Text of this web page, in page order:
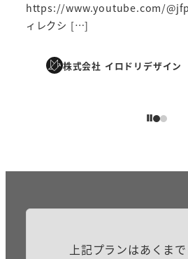
https://www.youtube.com/
ィレクシ […]
株式会社 イロドリデザイン
上記プランはあくまで